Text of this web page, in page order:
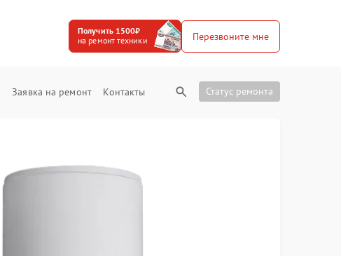
Получить 1500₽
на ремонт техники
Перезвоните мне
Заявка на ремонт Контакты Статус ремонта